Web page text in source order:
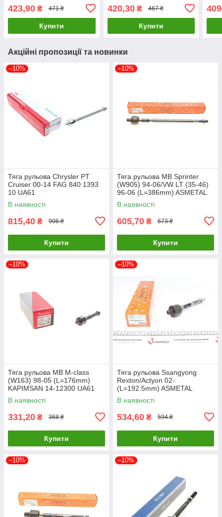
423,90 ₴ 471 ₴
Купити
420,30₴ 467 ₴
Купити
Акційні пропозиції та новинки
–10%
Тяга рульова Chrysler PT
Cruiser 00-14 FAG 840 1393
10 UA61
В наявності
815,40 ₴ 906 ₴
Купити
–10%
Тяга рульова MB Sprinter
(W905) 94-06/VW LT (35-46)
96-06 (L=386mm) ASMETAL
20MR0900 UA61
В наявності
605,70 ₴ 673 ₴
Купити
–10%
Тяга рульова MB M-class
(W163) 98-05 (L=176mm)
KAPIMSAN 14-12300 UA61
В наявності
331,20 ₴ 368 ₴
Купити
–10%
Тяга рульова Ssangyong
Rexton/Actyon 02-
(L=192.5mm) ASMETAL
20SY0100 UA61
В наявності
534,60 ₴ 594 ₴
Купити
–10% –10%